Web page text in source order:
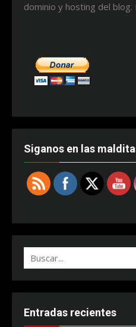
dominio y hosting del blog.
Siganos en las
Buscar:
Entradas recientes